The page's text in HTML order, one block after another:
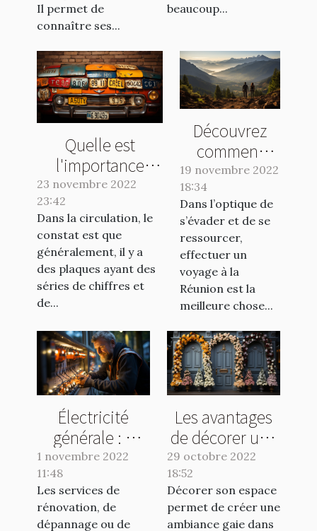
Il permet de
connaître ses...
beaucoup...
Quelle est
l'importance
d'une plaque
d'immatriculation
?
23 novembre 2022
23:42
Dans la circulation, le
constat est que
généralement, il y a
des plaques ayant des
séries de chiffres et
de...
Découvrez
comment
bien
organiser vos
voyages à la
Réunion
19 novembre 2022
18:34
Dans l’optique de
s’évader et de se
ressourcer,
effectuer un
voyage à la
Réunion est la
meilleure chose...
Électricité
générale : à
quel spécialiste
s’adresser ?
1 novembre 2022
11:48
Les services de
rénovation, de
dépannage ou de
Les avantages
de décorer une
porte
29 octobre 2022
18:52
Décorer son espace
permet de créer une
ambiance gaie dans